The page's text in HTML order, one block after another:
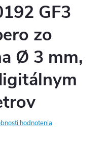
GF3
zo
Ø 3 mm,
hodnotenia